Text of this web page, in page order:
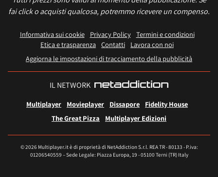
fai click o acquisti qualcosa, potremmo ricevere un compenso.
Informativa sui cookie Privacy Policy
Termini e condizioni
Etica e trasparenza Contatti
Lavora con noi
Aggiorna le impostazioni di tracciamento della pubblicità
IL NETWORK
Multiplayer Movieplayer Dissapore
Fidelity House
The Great Pizza
Multiplayer Edizioni
© 2026 Multiplayer.it è di proprietà di NetAddiction S.r.l. REA TR - 80133 - P.iva:
01206540559 – Sede Legale: Piazza Europa, 19 - 05100 Terni (TR) Italy